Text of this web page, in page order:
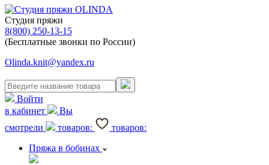
Студия пряжи
8(800) 250-13-15
(Бесплатные звонки по России)
Olinda.knit@yandex.ru
Войти
в кабинет
Вы
смотрели
товаров:
товаров:
Пряжа в бобинах